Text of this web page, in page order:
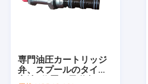
専門油圧カートリッジ
弁、スプールのタイプ4